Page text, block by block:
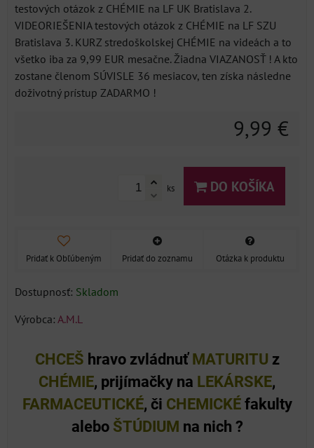
testových otázok z CHÉMIE na LF UK Bratislava 2.
VIDEORIEŠENIA testových otázok z CHÉMIE na LF SZU
Bratislava 3. KURZ stredoškolskej CHÉMIE na videách a to
všetko iba za 9,99 EUR mesačne. Žiadna VIAZANOSŤ ! A kto
zostane členom SÚVISLE 36 mesiacov, ten získa následne
doživotný prístup ZADARMO !
9,99 €
ks DO KOŠÍKA
Pridať k Obľúbeným Pridať do zoznamu Otázka k produktu
Dostupnosť: Skladom
Výrobca: A.M.L
CHCEŠ hravozvládnuť MATURITU z
CHÉMIE, prijímačky na LEKÁRSKE,
FARMACEUTICKÉ, či CHEMICKÉfakulty
alebo ŠTÚDIUM na nich ?